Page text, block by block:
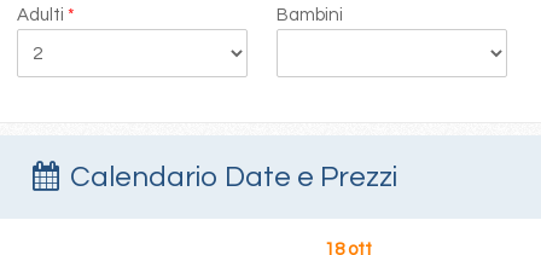
Adulti* Bambini
Calendario Date e Prezzi
18 ott